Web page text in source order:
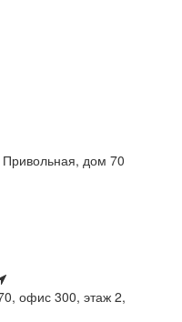
дом 70
офис 300, этаж 2,